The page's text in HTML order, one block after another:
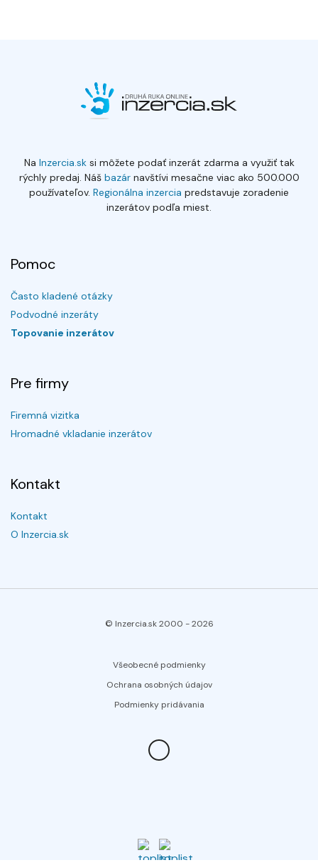
Na Inzercia.sksi môžete podať inzerát zdarma a využiť tak
rýchly predaj. Náš bazárnavštívi mesačne viac ako 500.000
používateľov. Regionálna inzercia predstavuje zoradenie
inzerátov podľa miest.
Pomoc
Často kladené otázky
Podvodné inzeráty
Topovanie inzerátov
Pre firmy
Firemná vizitka
Hromadné vkladanie inzerátov
Kontakt
Kontakt
O Inzercia.sk
© Inzercia.sk 2000 -2026
Všeobecné podmienky
Ochrana osobných údajov
Podmienky pridávania